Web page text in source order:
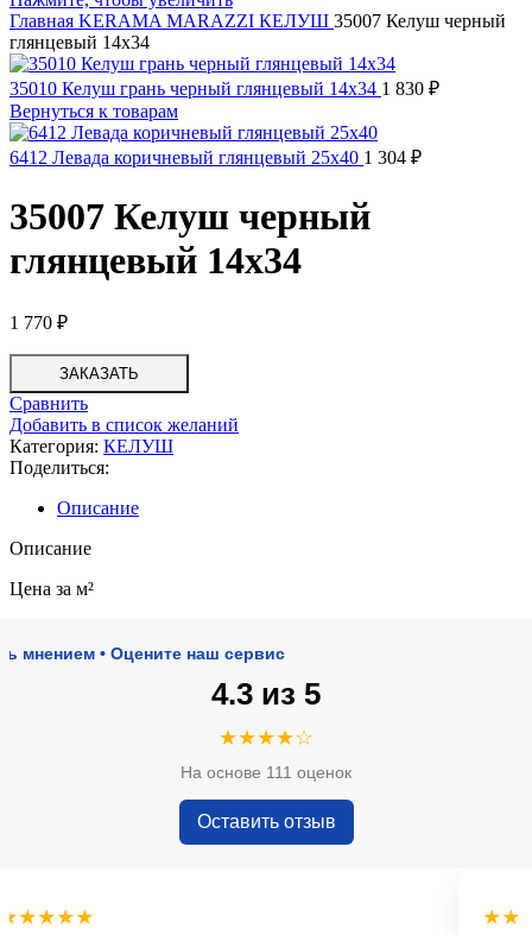
Главная KERAMA MARAZZI КЕЛУШ 35007 Келуш черный
глянцевый 14х34
35010 Келуш грань черный глянцевый 14х34 1 830 ₽
Вернуться к товарам
6412 Левада коричневый глянцевый 25х40 1 304 ₽
35007 Келуш черный
глянцевый 14х34
1 770 ₽
ЗАКАЗАТЬ
Сравнить
Добавить в список желаний
Категория: КЕЛУШ
Поделиться:
Описание
Описание
Цена за м²
• Оцените наш сервис
4.3 из 5
★★★★☆
На основе 111 оценок
Оставить отзыв